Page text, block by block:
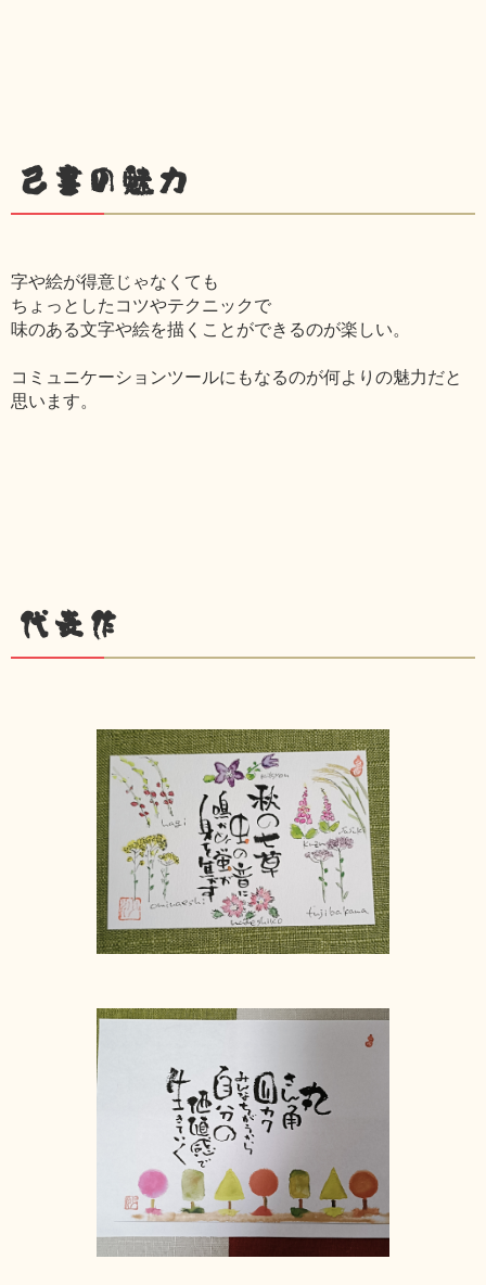
己書の魅力
字や絵が得意じゃなくても
ちょっとしたコツやテクニックで
味のある文字や絵を描くことができるのが楽しい。
コミュニケーションツールにもなるのが何よりの魅力だと
思います。
代表作